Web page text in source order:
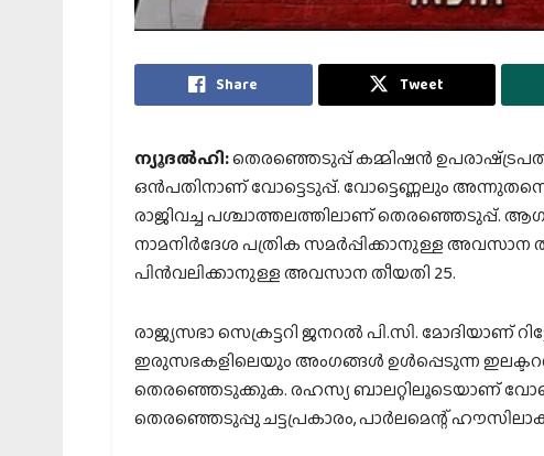
Share Tweet
ന്യൂദല്‍ഹി:തെരഞ്ഞെടുപ്പ് കമ്മിഷന്‍
ഒന്‍പതിനാണ് വോട്ടെടുപ്പ്. വോട്ടെണ്ണലും
രാജിവച്ച പശ്ചാത്തലത്തിലാണ് തെരഞ്ഞെടുപ്പ്.
നാമനിര്‍ദേശ പത്രിക സമര്‍പ്പിക്കാനുള്ള അവസാന
പിന്‍വലിക്കാനുള്ള അവസാന തീയതി 25.
രാജ്യസഭാ സെക്രട്ടറി ജനറല്‍ പി.സി. മോദിയാണ്
ഇരുസഭകളിലെയും അംഗങ്ങള്‍ ഉള്‍പ്പെടുന്ന
തെരഞ്ഞെടുക്കുക. രഹസ്യ ബാലറ്റിലൂടെയാണ്
തെരഞ്ഞെടുപ്പു ചട്ടപ്രകാരം, പാര്‍ലമെന്റ്